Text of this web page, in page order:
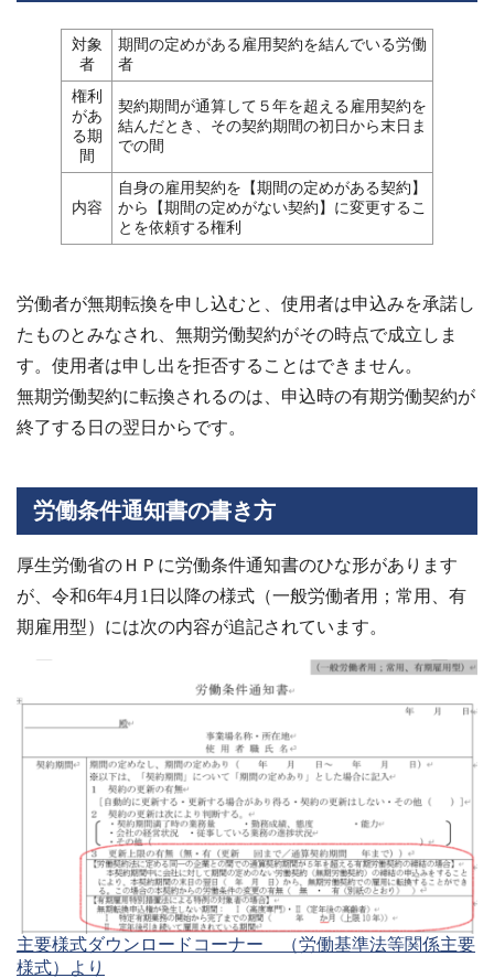
対象
者
期間の定めがある雇用契約を結んでいる労働
者
権利
があ
る期
間
契約期間が通算して５年を超える雇用契約を
結んだとき、その契約期間の初日から末日ま
での間
内容
自身の雇用契約を【期間の定めがある契約】
から【期間の定めがない契約】に変更するこ
とを依頼する権利
労働者が無期転換を申し込むと、使用者は申込みを承諾し
たものとみなされ、無期労働契約がその時点で成立しま
す。使用者は申し出を拒否することはできません。
無期労働契約に転換されるのは、申込時の有期労働契約が
終了する日の翌日からです。
労働条件通知書の書き方
厚生労働省のＨＰに労働条件通知書のひな形があります
が、令和6年4月1日以降の様式（一般労働者用；常用、有
期雇用型）には次の内容が追記されています。
主要様式ダウンロードコーナー （労働基準法等関係主要
様式）より